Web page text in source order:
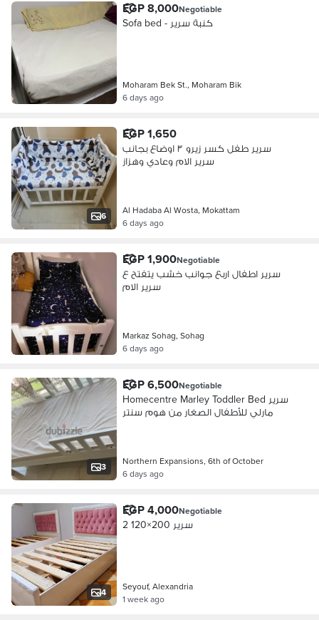
EGP 8,000Negotiable
Sofa bed - كنبة سرير
Moharam Bek St., Moharam Bik
6 days ago
6
EGP 1,650
سرير طفل كسر زيرو ٣ اوضاع بجانب
سرير الام وعادي وهزاز
Al Hadaba Al Wosta, Mokattam
6 days ago
EGP 1,900Negotiable
سرير اطفال اربع جوانب خشب يتفتح ع
سرير الام
Markaz Sohag, Sohag
6 days ago
3
EGP 6,500Negotiable
Homecentre Marley Toddler Bed سرير
مارلي للأطفال الصغار من هوم سنتر
Northern Expansions, 6th of October
6 days ago
4
EGP 4,000Negotiable
2 سرير 200×120
Seyouf, Alexandria
1 week ago